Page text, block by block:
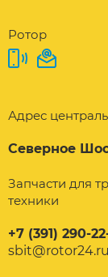
Ротор
Адрес
Северное
Запчасти для
техники
+7 (391) 290-
sbit@rotor24.ru